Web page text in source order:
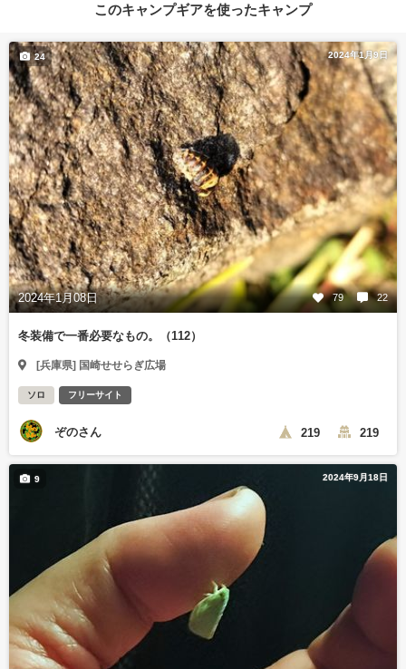
このキャンプギアを使ったキャンプ
2024年1月9日
2024年1月08日 79 22
24
冬装備で一番必要なもの。（112）
[兵庫県] 国崎せせらぎ広場
ソロ フリーサイト
ぞのさん 219 219
2024年9月18日
9